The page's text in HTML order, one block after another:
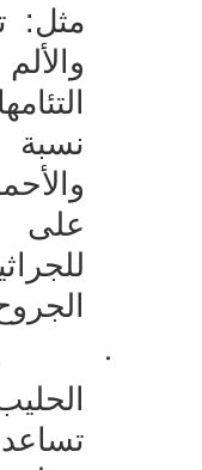
مثل:
نسبة
·